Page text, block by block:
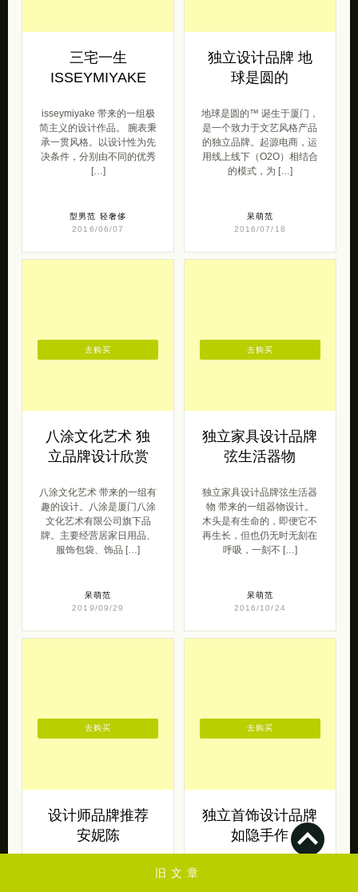
旧文章
三宅一生
ISSEYMIYAKE
isseymiyake 带来的一组极
简主义的设计作品。 腕表秉
承一贯风格。以设计性为先
决条件，分别由不同的优秀
[…]
型男范 轻奢侈
2016/06/07
独立设计品牌 地
球是圆的
地球是圆的™ 诞生于厦门，
是一个致力于文艺风格产品
的独立品牌。起源电商，运
用线上线下（O2O）相结合
的模式，为 […]
呆萌范
2016/07/18
八涂文化艺术 独
立品牌设计欣赏
八涂文化艺术 带来的一组有
趣的设计。八涂是厦门八涂
文化艺术有限公司旗下品
牌。主要经营居家日用品、
服饰包袋、饰品 […]
呆萌范
2019/09/29
去购买
独立家具设计品牌
弦生活器物
独立家具设计品牌弦生活器
物 带来的一组器物设计。
木头是有生命的，即便它不
再生长，但也仍无时无刻在
呼吸，一刻不 […]
呆萌范
2016/10/24
去购买
设计师品牌推荐
安妮陈
设计师品牌安妮陈 带来的一
去购买
独立首饰设计品牌
如隐手作
去购买